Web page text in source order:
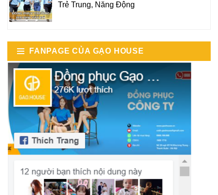
Trẻ Trung, Năng Động
FANPAGE CỦA GẠO HOUSE